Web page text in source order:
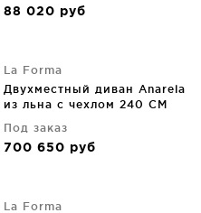
88 020 руб
La Forma
Двухместный диван Anarela
из льна с чехлом 240 CM
Под заказ
700 650 руб
La Forma